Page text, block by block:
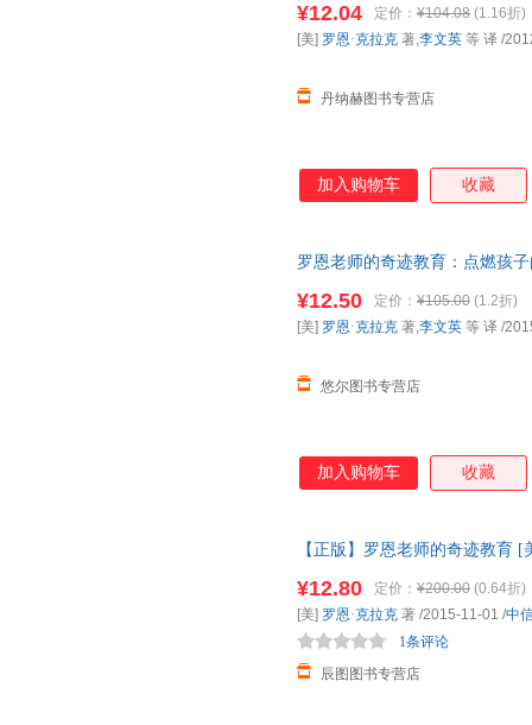
呈现了美国基础教育的疲软无
家长无疑是一记警钟。他颠覆
¥12.04 定价： ¥104.08 (1.16折)
丹纳赫图书专营店
[美] 罗恩·克拉克 著,李文英 等 译 /
加入购物车 收藏
罗恩老师的奇迹教育：点燃孩
¥12.50 定价： ¥105.00 (1.2折)
悠尔图书专营店
[美] 罗恩·克拉克 著,李文英 等 译 /
加入购物车 收藏
【正版】罗恩老师的奇迹教育
¥12.80 定价： ¥200.00 (0.64折)
辰图图书专营店
1条评论
[美] 罗恩·克拉克 著 /2015-11-01 /中